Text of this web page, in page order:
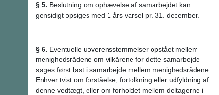
§ 5. Beslutning om ophævelse af samarbejdet kan
gensidigt opsiges med 1 års varsel pr. 31. december.
§ 6. Eventuelle uoverensstemmelser opstået mellem
menighedsrådene om vilkårene for dette samarbejde
søges først løst i samarbejde mellem menighedsrådene.
Enhver tvist om forståelse, fortolkning eller udfyldning af
denne vedtægt, eller om forholdet mellem deltagerne i